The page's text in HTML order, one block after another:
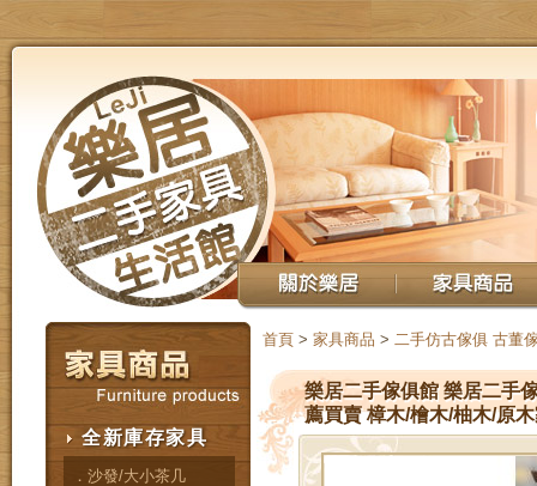
全新庫存家具
．沙發/大小茶几
首頁 > 家具商品 > 二手仿古傢俱 古董
樂居二手傢俱館 樂居二手
薦買賣 樟木/檜木/柚木/原